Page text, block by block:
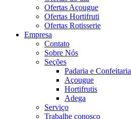
Ofertas Açougue
Ofertas Hortifruti
Ofertas Rotisserie
Empresa
Contato
Sobre Nós
Seções
Padaria e Confeitaria
Açougue
Hortifrutis
Adega
Serviço
Trabalhe conosco